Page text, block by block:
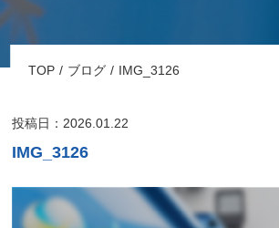
TOP ブログ IMG_3126
投稿日：2026.01.22
IMG_3126